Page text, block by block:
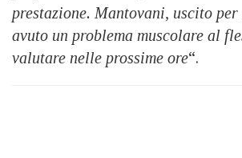
prestazione. Mantovani, uscito
avuto un problema muscolare al
valutare nelle prossime ore“.